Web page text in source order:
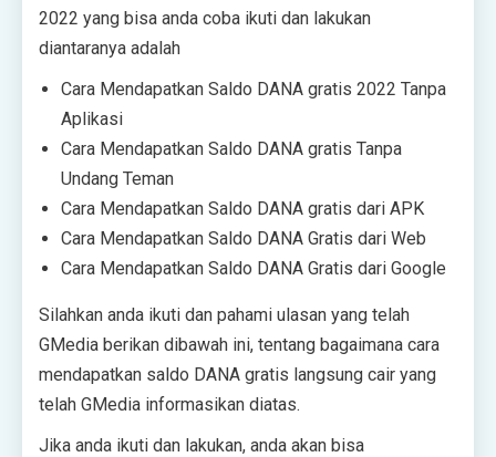
2022 yang bisa anda coba ikuti dan lakukan
diantaranya adalah
Cara Mendapatkan Saldo DANA gratis 2022 Tanpa
Aplikasi
Cara Mendapatkan Saldo DANA gratis Tanpa
Undang Teman
Cara Mendapatkan Saldo DANA gratis dari APK
Cara Mendapatkan Saldo DANA Gratis dari Web
Cara Mendapatkan Saldo DANA Gratis dari Google
Silahkan anda ikuti dan pahami ulasan yang telah
GMedia berikan dibawah ini, tentang bagaimana cara
mendapatkan saldo DANA gratis langsung cair yang
telah GMedia informasikan diatas.
Jika anda ikuti dan lakukan, anda akan bisa